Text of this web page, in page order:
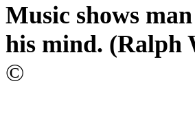
Music shows
his mind. (Ralph
©